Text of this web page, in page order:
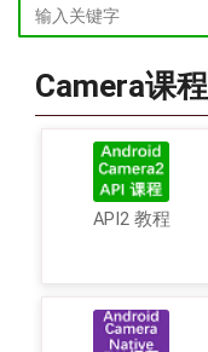
Camera课程
API2 教程